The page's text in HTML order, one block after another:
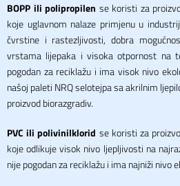
BOPP ili polipropilen se koristi za
koje uglavnom nalaze primjenu u
čvrstine i rastezljivosti, dobra
vrstama lijepaka i visoka otpornost na
pogodan za reciklažu i ima visok nivo
našoj paleti NRQ selotejpa sa akrilnim
proizvod biorazgradiv.
PVC ili polivinilklorid se koristi za
koje odlikuje visok nivo ljepljivosti na
nije pogodan za reciklažu i ima najniži nivo